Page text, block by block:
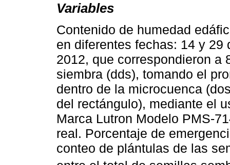
Variables
Contenido de humedad
en diferentes fechas: 14 y
2012, que correspondieron a
siembra (dds), tomando el
dentro de la microcuenca
del rectángulo), mediante el
Marca Lutron Modelo PMS-
real. Porcentaje de
conteo de plántulas de las